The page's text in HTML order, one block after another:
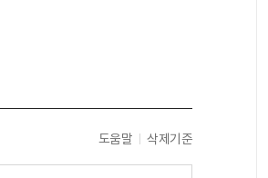
도움말 삭제기준